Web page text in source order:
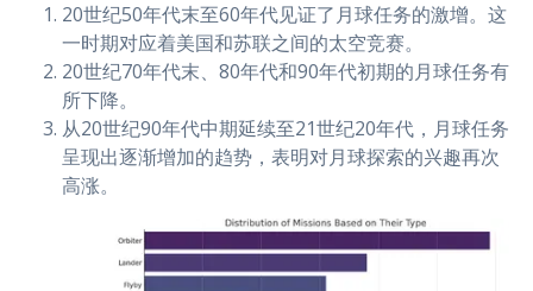
20世纪50年代末至60年代见证了月球任务的激增。这
一时期对应着美国和苏联之间的太空竞赛。
20世纪70年代末、80年代和90年代初期的月球任务有
所下降。
从20世纪90年代中期延续至21世纪20年代，月球任务
呈现出逐渐增加的趋势，表明对月球探索的兴趣再次
高涨。